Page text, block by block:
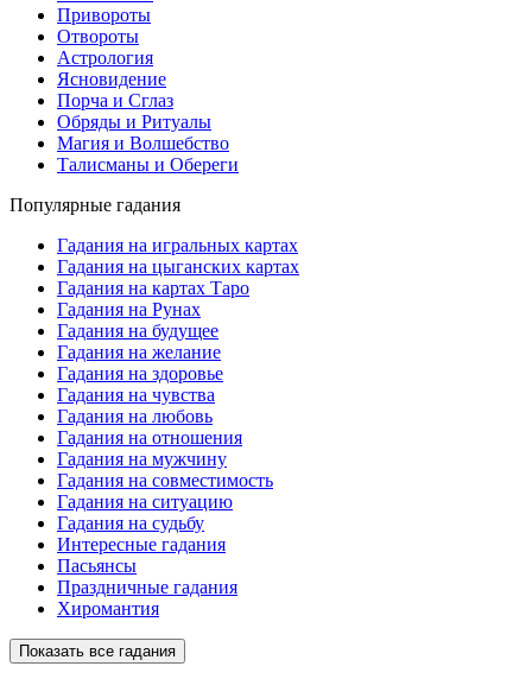
Привороты
Отвороты
Астрология
Ясновидение
Порча и Сглаз
Обряды и Ритуалы
Магия и Волшебство
Талисманы и Обереги
Популярные гадания
Гадания на игральных картах
Гадания на цыганских картах
Гадания на картах Таро
Гадания на Рунах
Гадания на будущее
Гадания на желание
Гадания на здоровье
Гадания на чувства
Гадания на любовь
Гадания на отношения
Гадания на мужчину
Гадания на совместимость
Гадания на ситуацию
Гадания на судьбу
Интересные гадания
Пасьянсы
Праздничные гадания
Хиромантия
Показать все гадания